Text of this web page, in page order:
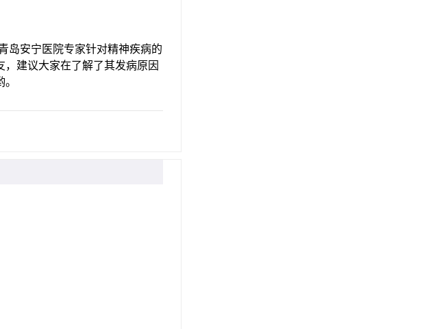
安宁医院专家针对精神疾病的
建议大家在了解了其发病原因